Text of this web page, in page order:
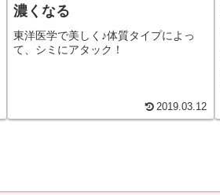
濃くなる
東洋医学で美しく♪体質タイプによっ
て、シミにアタック！
2019.03.12